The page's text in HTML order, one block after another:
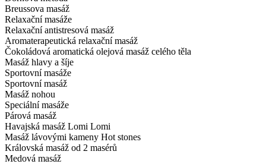
Breussova masáž
Relaxační masáže
Relaxační antistresová masáž
Aromaterapeutická relaxační masáž
Čokoládová aromatická olejová masáž celého těla
Masáž hlavy a šíje
Sportovní masáže
Sportovní masáž
Masáž nohou
Speciální masáže
Párová masáž
Havajská masáž Lomi Lomi
Masáž lávovými kameny Hot stones
Královská masáž od 2 masérů
Medová masáž